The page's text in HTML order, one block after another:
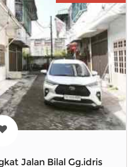
Jalan Bilal Gg.idris